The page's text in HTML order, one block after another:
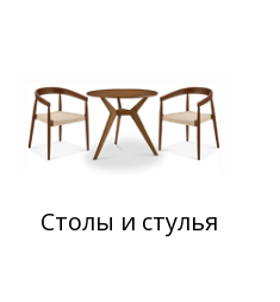
Столы и стулья